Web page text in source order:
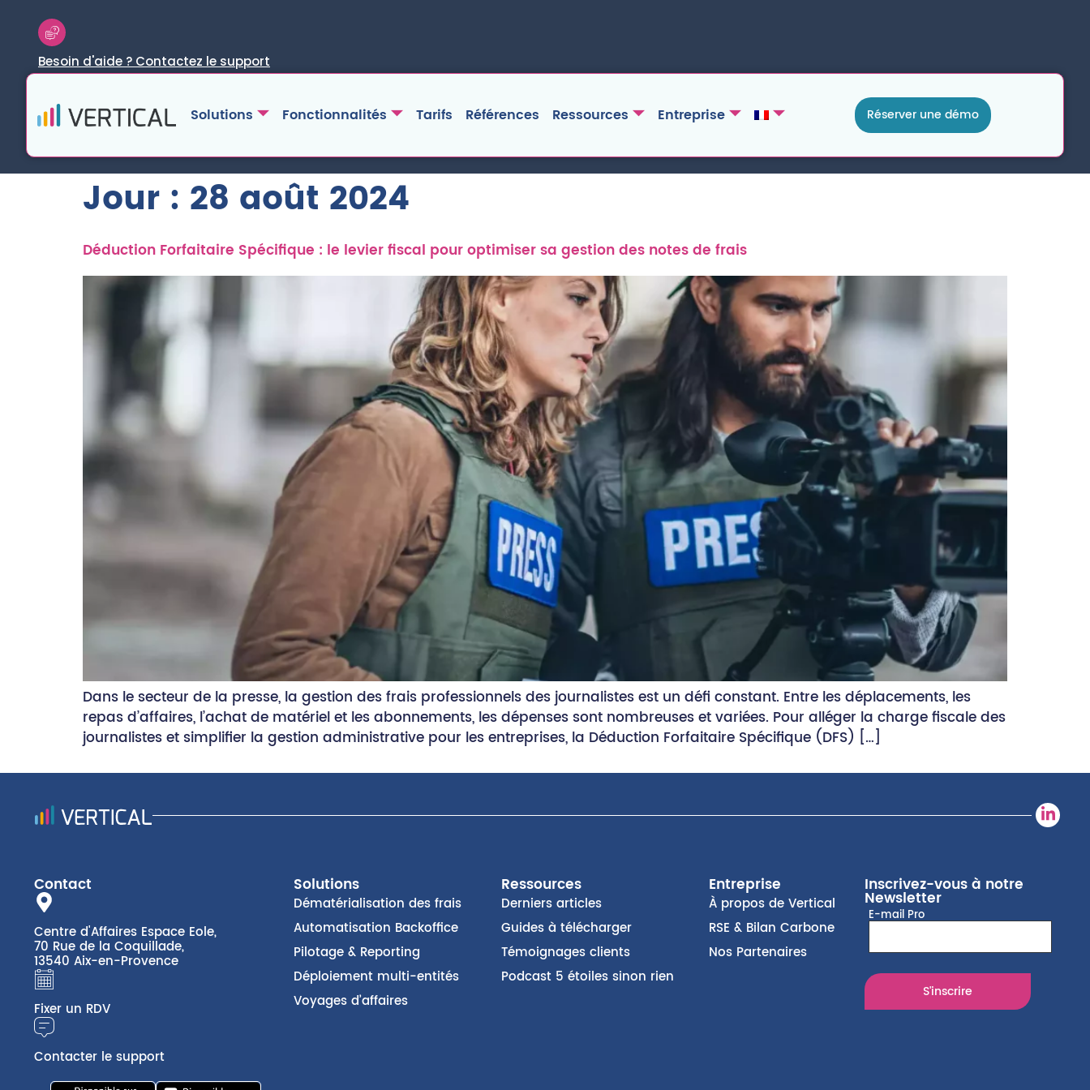
Besoin d'aide ? Contactez le support
Solutions Fonctionnalités Tarifs Références Ressources Entreprise Réserver une démo
Jour : 28 août 2024
Déduction Forfaitaire Spécifique : le levier fiscal pour optimiser sa gestion des notes de frais
Dans le secteur de la presse, la gestion des frais professionnels des journalistes est un défi constant. Entre les déplacements, les
repas d’affaires, l’achat de matériel et les abonnements, les dépenses sont nombreuses et variées. Pour alléger la charge fiscale des
journalistes et simplifier la gestion administrative pour les entreprises, la Déduction Forfaitaire Spécifique (DFS) […]
Contact
Centre d'Affaires Espace Eole,
70 Rue de la Coquillade,
13540 Aix-en-Provence
Fixer un RDV
Contacter le support
Solutions
Dématérialisation des frais
Automatisation Backoffice
Pilotage & Reporting
Déploiement multi-entités
Voyages d’affaires
Ressources
Derniers articles
Guides à télécharger
Témoignages clients
Podcast 5 étoiles sinon rien
Entreprise
À propos de Vertical
RSE & Bilan Carbone
Nos Partenaires
Inscrivez-vous à notre
Newsletter
E-mail Pro